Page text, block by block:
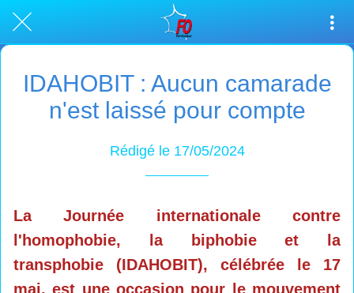
IDAHOBIT : Aucun camarade
n'est laissé pour compte
Rédigé le 17/05/2024
La Journée internationale contre
l'homophobie, la biphobie et la
transphobie (IDAHOBIT), célébrée le 17
mai, est une occasion pour le mouvement